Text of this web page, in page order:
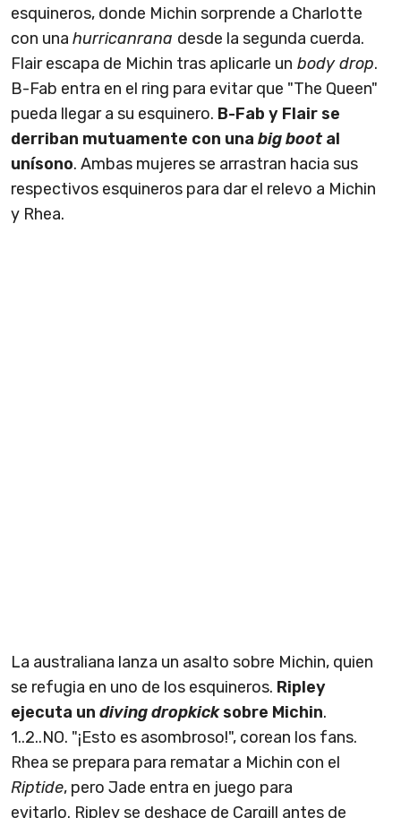
esquineros, donde Michin sorprende a Charlotte
con una hurricanrana desde la segunda cuerda.
Flair escapa de Michin tras aplicarle un body drop.
B-Fab entra en el ring para evitar que "The Queen"
pueda llegar a su esquinero. B-Fab y Flair se
derriban mutuamente con una big boot al
unísono. Ambas mujeres se arrastran hacia sus
respectivos esquineros para dar el relevo a Michin
y Rhea.
La australiana lanza un asalto sobre Michin, quien
se refugia en uno de los esquineros. Ripley
ejecuta un diving dropkicksobre Michin.
1..2..NO. "¡Esto es asombroso!", corean los fans.
Rhea se prepara para rematar a Michin con el
Riptide, pero Jade entra en juego para
evitarlo. Ripley se deshace de Cargill antes de